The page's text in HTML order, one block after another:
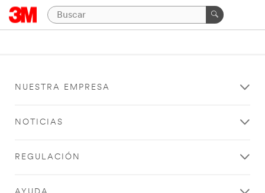
NUESTRA EMPRESA
NOTICIAS
REGULACIÓN